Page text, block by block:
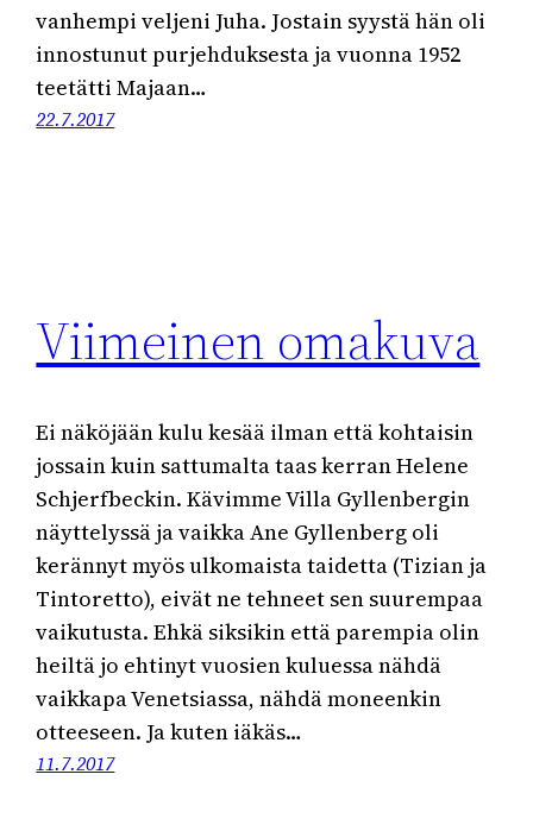
vanhempi veljeni Juha. Jostain syystä hän oli
innostunut purjehduksesta ja vuonna 1952
teetätti Majaan…
22.7.2017
Viimeinen omakuva
Ei näköjään kulu kesää ilman että kohtaisin
jossain kuin sattumalta taas kerran Helene
Schjerfbeckin. Kävimme Villa Gyllenbergin
näyttelyssä ja vaikka Ane Gyllenberg oli
kerännyt myös ulkomaista taidetta (Tizian ja
Tintoretto), eivät ne tehneet sen suurempaa
vaikutusta. Ehkä siksikin että parempia olin
heiltä jo ehtinyt vuosien kuluessa nähdä
vaikkapa Venetsiassa, nähdä moneenkin
otteeseen. Ja kuten iäkäs…
11.7.2017